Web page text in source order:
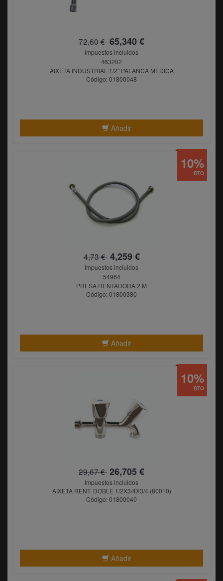
72,60 € 65,340 €
Impuestos incluidos
463202
AIXETA INDUSTRIAL 1/2" PALANCA MEDICA
Código: 01800048
Añadir
4,73 €4,259 €
Impuestos incluidos
54964
PRESA RENTADORA 2 M
Código: 01800380
Añadir
DTO
10%
29,67 € 26,705 €
Impuestos incluidos
AIXETA RENT. DOBLE 1/2X3/4X3/4 (80010)
Código: 01800040
Añadir
DTO
10%